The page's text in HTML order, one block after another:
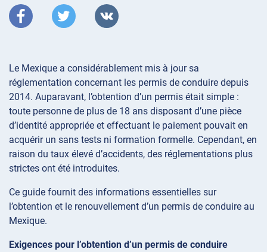
Le Mexique a considérablement mis à jour sa
réglementation concernant les permis de conduire depuis
2014. Auparavant, l’obtention d’un permis était simple :
toute personne de plus de 18 ans disposant d’une pièce
d’identité appropriée et effectuant le paiement pouvait en
acquérir un sans tests ni formation formelle. Cependant, en
raison du taux élevé d’accidents, des réglementations plus
strictes ont été introduites.
Ce guide fournit des informations essentielles sur
l’obtention et le renouvellement d’un permis de conduire au
Mexique.
Exigences pour l’obtention d’un permis de conduire